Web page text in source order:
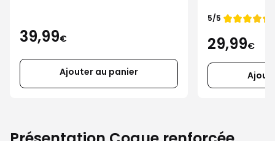
39,99€
Ajouter au panier
Galaxy
Note de
5/5
29,99€